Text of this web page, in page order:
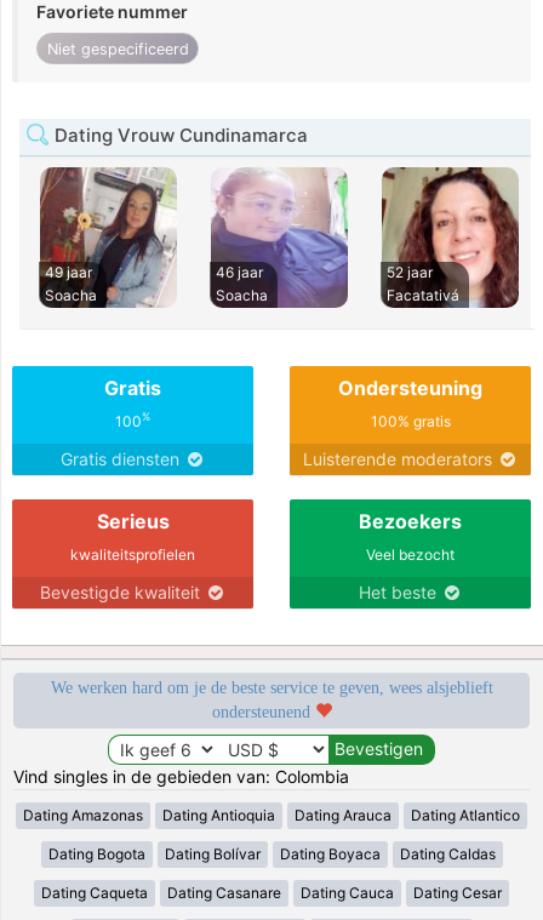
Favoriete nummer
Niet gespecificeerd
Dating Vrouw Cundinamarca
49 jaar
Soacha
46 jaar
Soacha
52 jaar
Facatativá
Gratis
100%
Gratis diensten
Ondersteuning
100% gratis
Luisterende moderators
Serieus
kwaliteitsprofielen
Bevestigde kwaliteit
Bezoekers
Veel bezocht
Het beste
We werken hard om je de beste service te geven, wees alsjeblieft
ondersteunend
Vind singles in de gebieden van: Colombia
Dating Amazonas Dating Antioquia Dating Arauca Dating Atlantico
Dating Bogota Dating Bolívar Dating Boyaca Dating Caldas
Dating Caqueta Dating Casanare Dating Cauca Dating Cesar